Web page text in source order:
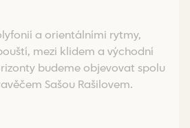
a orientálními rytmy,
mezi klidem a východní
budeme objevovat spolu
Sašou Rašilovem.